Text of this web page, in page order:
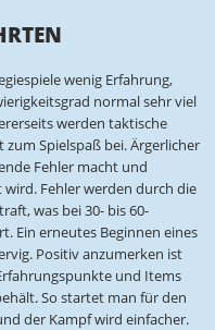
wenig Erfahrung,
normal sehr viel
werden taktische
Spielspaß bei. Ärgerlicher
Fehler macht und
Fehler werden durch die
was bei 30- bis 60-
Ein erneutes Beginnen eines
Positiv anzumerken ist
und Items
So startet man für den
der Kampf wird einfacher.